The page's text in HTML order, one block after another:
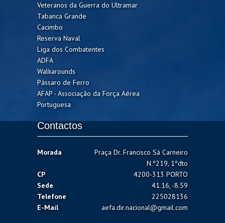
Veteranos da Guerra do Ultramar
Tabanca Grande
Cacimbo
Reserva Naval
Liga dos Combatentes
ADFA
Walkarounds
Pássaro de Ferro
AFAP - Associação da Força Aérea
Portuguesa
Contactos
Morada
Praça Dr. Francisco Sá Carneiro
N.º219, 1ºdto
CP
4200-313 PORTO
Sede
41.16, -8.59
Telefone
225028136
E-Mail
aefa.dir.nacional@gmail.com